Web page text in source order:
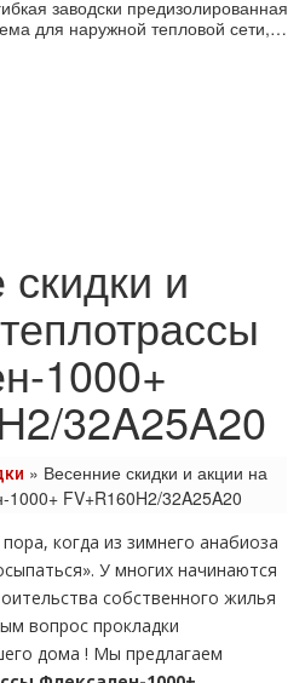
заводски предизолированная
для наружной тепловой сети,…
и
1000+
32A25A20
» Весенние скидки и акции на
1000+ FV+R160H2/32A25A20
когда из зимнего анабиоза
У многих начинаются
собственного жилья
вопрос прокладки
дoма ! Мы предлагаем